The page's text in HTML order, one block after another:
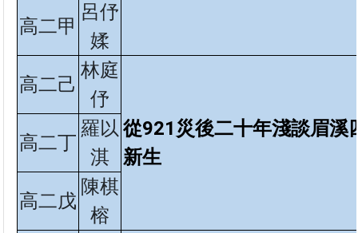
高二甲
呂伃
媃
高二己
林庭
伃
從921 災後二十年淺談眉溪
新生
高二丁
羅以
淇
高二戊
陳棋
榕